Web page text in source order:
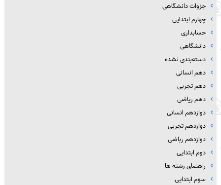
جزوات دانشگاهی
چهارم ابتدایی
حسابداری
دانشگاهی
دسته‌بندی نشده
دهم انسانی
دهم تجربی
دهم ریاضی
دوازدهم انسانی
دوازدهم تجربی
دوازدهم رباضی
دوم ابتدایی
راهنمای رشته ها
سوم ابتدایی